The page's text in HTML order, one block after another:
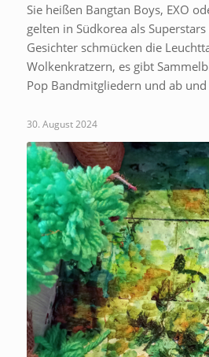
Sie heißen Bangtan Boys, EXO
gelten in Südkorea als
Gesichter schmücken die
Wolkenkratzern, es gibt
Pop Bandmitgliedern und ab
30. August 2024